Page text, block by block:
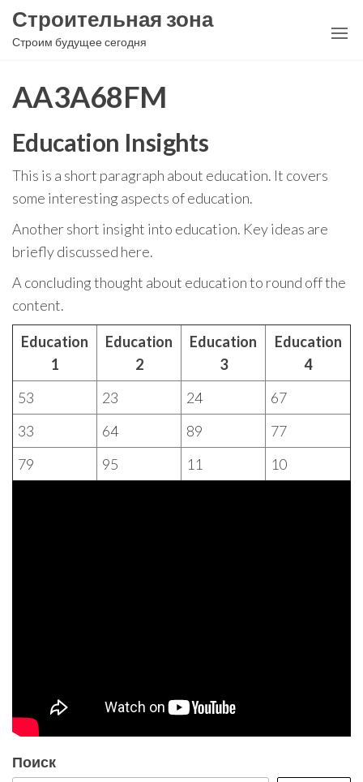
Перейти
Строительная зона
Строим будущее сегодня
AA3A68FM
Education Insights
This is a short paragraph about education. It covers
some interesting aspects of education.
Another short insight into education. Key ideas are
briefly discussed here.
A concluding thought about education to round off the
content.
Education
1
Education
2
Education
3
Education
4
53
23 24
67
33
64 89
77
79
95 11 10
Поиск